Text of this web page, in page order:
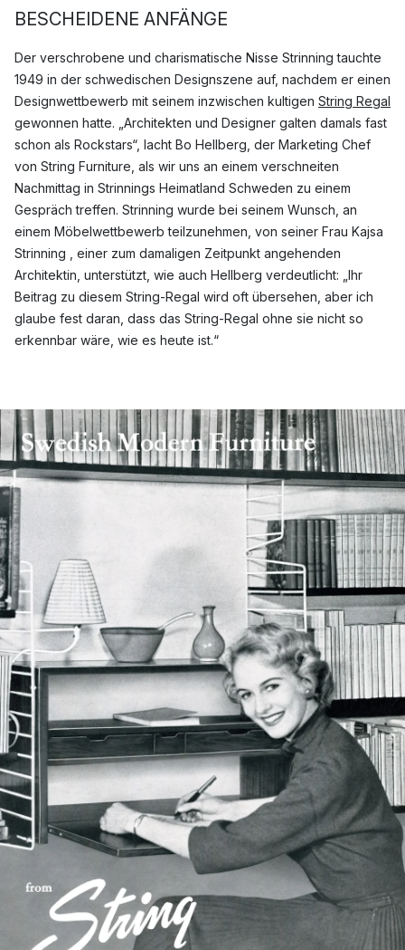
BESCHEIDENE ANFÄNGE
Der verschrobene und charismatische Nisse Strinning tauchte
1949 in der schwedischen Designszene auf, nachdem er einen
Designwettbewerb mit seinem inzwischen kultigen String Regal
gewonnen hatte. „Architekten und Designer galten damals fast
schon als Rockstars“, lacht Bo Hellberg, der Marketing Chef
von String Furniture, als wir uns an einem verschneiten
Nachmittag in Strinnings Heimatland Schweden zu einem
Gespräch treffen. Strinning wurde bei seinem Wunsch, an
einem Möbelwettbewerb teilzunehmen, von seiner Frau Kajsa
Strinning , einer zum damaligen Zeitpunkt angehenden
Architektin, unterstützt, wie auch Hellberg verdeutlicht: „Ihr
Beitrag zu diesem String-Regal wird oft übersehen, aber ich
glaube fest daran, dass das String-Regal ohne sie nicht so
erkennbar wäre, wie es heute ist.“